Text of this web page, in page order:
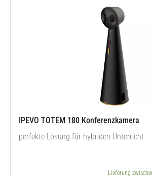
IPEVO TOTEM 180 Konferenzkamera
perfekte Lösung für hybriden Unterricht
Lieferung